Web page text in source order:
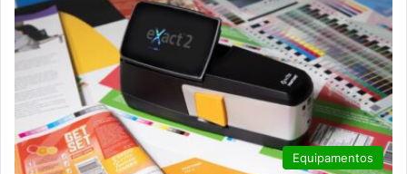
Equipamentos